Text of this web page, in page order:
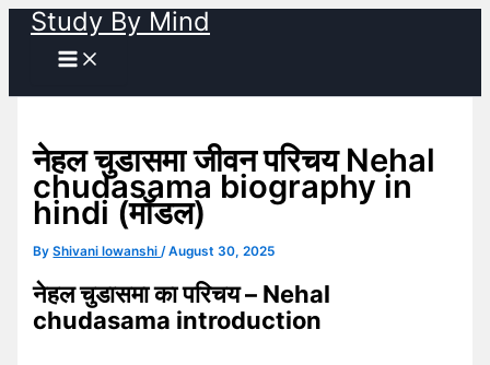
Skip
content
Study By Mind
नेहल चुडासमा जीवन परिचय Nehal
chudasama biography in
hindi (मॉडल)
ByShivani lowanshi/August 30, 2025
नेहल चुडासमा का परिचय – Nehal
chudasama introduction